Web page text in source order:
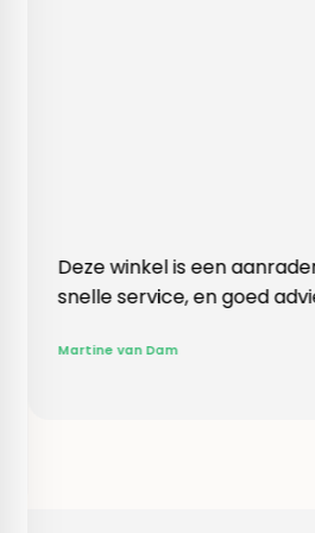
is een aanrader! Supergoede
en goed advies.